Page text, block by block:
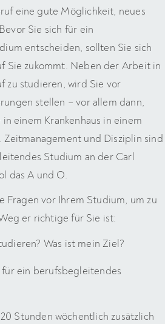
eine gute Möglichkeit, neues
Sie sich für ein
entscheiden, sollten Sie sich
Sie zukommt. Neben der Arbeit in
zu studieren, wird Sie vor
stellen – vor allem dann,
einem Krankenhaus in einem
und Disziplin sind
Studium an der Carl
das A und O.
Fragen vor Ihrem Studium, um zu
er richtige für Sie ist:
Was ist mein Ziel?
ein berufsbegleitendes
Stunden wöchentlich zusätzlich